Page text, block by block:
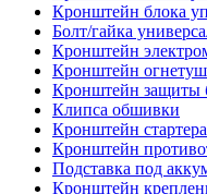
Кронштейн блока
Болт/гайка
Кронштейн
Кронштейн
Кронштейн защиты
Клипса обшивки
Кронштейн стартера
Кронштейн
Подставка под
Кронштейн